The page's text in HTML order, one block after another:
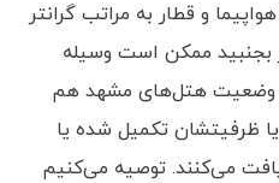
و قطار به مراتب گرانتر
بجنبید ممکن است وسیله
وضعیت هتل‌های مشهد هم
ظرفیتشان تکمیل شده یا
می‌کنند. توصیه می‌کنیم